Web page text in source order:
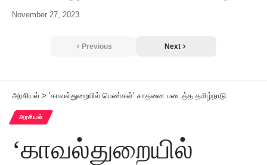
November 27, 2023
Previous Next
அரசியல் > ‘காவல்துறையில் பெண்கள்’ சாதனை படைத்த தமிழ்நாடு
அரசியல்
‘காவல்துறையில்